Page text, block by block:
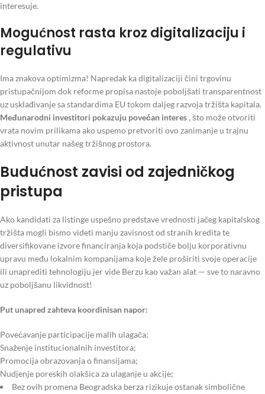
interesuje.
Mogućnost rasta kroz digitalizaciju i
regulativu
Ima znakova optimizma! Napredak ka digitalizaciji čini trgovinu
pristupačnijom dok reforme propisa nastoje poboljšati transparentnost
uz usklađivanje sa standardima EU tokom daljeg razvoja tržišta kapitala.
Međunarodni investitori pokazuju povećan interes , što može otvoriti
vrata novim prilikama ako uspemo pretvoriti ovo zanimanje u trajnu
aktivnost unutar našeg tržišnog prostora.
Budućnost zavisi od zajedničkog
pristupa
Ako kandidati za listinge uspešno predstave vrednosti jačeg kapitalskog
tržišta mogli bismo videti manju zavisnost od stranih kredita te
diversifikovane izvore financiranja koja podstiče bolju korporativnu
upravu među lokalnim kompanijama koje žele proširiti svoje operacije
ili unaprediti tehnologiju jer vide Berzu kao važan alat — sve to naravno
uz poboljšanu likvidnost!
Put unapred zahteva koordinisan napor:
Povećavanje participacije malih ulagača;
Snaženje institucionalnih investitora;
Promocija obrazovanja o finansijama;
Nudjenje poreskih olakšica za ulaganje u akcije;
Bez ovih promena Beogradska berza rizikuje ostanak simbolične